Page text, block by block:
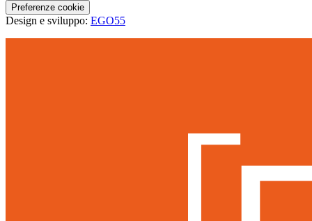
Preferenze cookie
Design e sviluppo: EGO55